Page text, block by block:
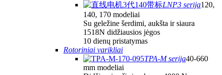
LNP3 serija120,
140, 170 modeliai
Su geležine šerdimi, aukšta ir siaura
1518N didžiausios jėgos
10 dienų pristatymas
Rotoriniai varikliai
TPA-M serija40-660
mm modeliai